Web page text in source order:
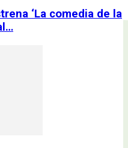
‘La comedia de la